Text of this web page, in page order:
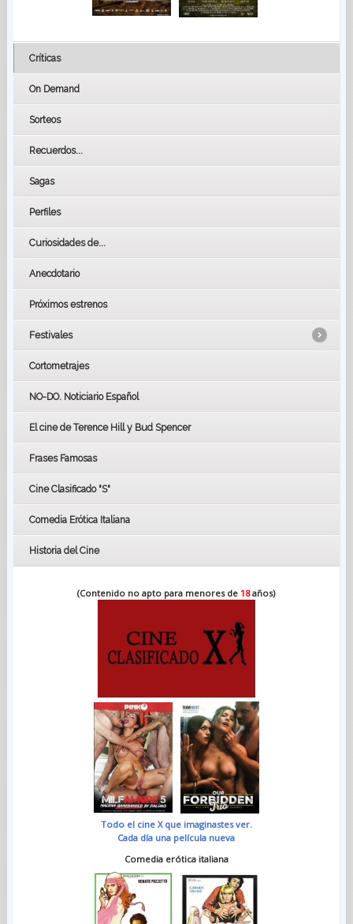
Críticas
On Demand
Sorteos
Recuerdos...
Sagas
Perfiles
Curiosidades de...
Anecdotario
Próximos estrenos
Festivales
LOS OSCARS
BAFTA
FESTIVAL DE HUELVA 2019
FESTIVAL DE CINE DE SEVILLA 2019
Cortometrajes
NO-DO. Noticiario Español
El cine de Terence Hill y Bud Spencer
Frases Famosas
Cine Clasificado "S"
Comedia Erótica Italiana
Historia del Cine
(Contenido no apto para menores de 18años)
Todo el cine X que imaginastes ver.
Cada día una película nueva
Comedia erótica italiana